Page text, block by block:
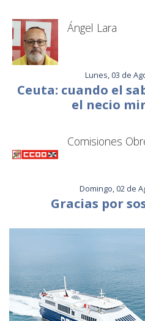
Ángel Lara
Lunes, 03 de
Ceuta: cuando el
el necio
Comisiones
Domingo, 02 de
Gracias por